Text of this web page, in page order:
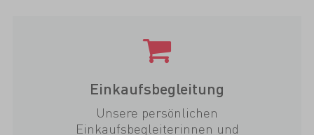
Einkaufsbegleitung
Unsere persönlichen
Einkaufsbegleiterinnen und